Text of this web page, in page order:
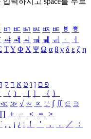
ㅲ ㅳ ㅴ ㅵ ㅶ ㅷ ㅸ
ㅹ
ㆇ ㆈ ㆉ ㆊ ㆋ ㆌ ㆍ
ㆎ
ΤΥ Φ Χ Ψ Ω α β γ δ ε ζ η
פ ם ן ו ט א ר ק
（ ） ［ ］ ｛ ｝
≪ ≫ √ ∽ ∝ ∵ ∫ ∬ ∈ ∋
∏ ＋ － ＜ ＝
＞
˙ ¸ ¡ ¿ ː ！ ＇ ， ． ／
：